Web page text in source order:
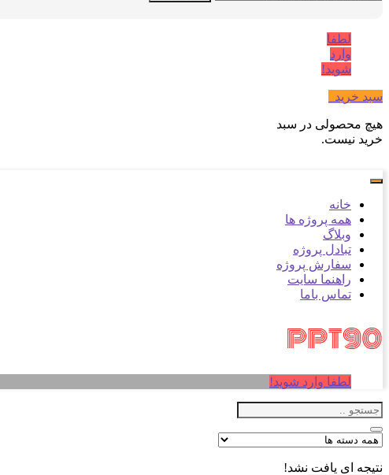
لطفا
وارد
شوید!
سبد خرید
هیچ محصولی در سبد
خرید نیست.
خانه
همه پروژه ها
وبلاگ
تبادل پروژه
سفارش پروژه
راهنما سایت
تماس باما
لطفا وارد شوید!
نتیجه ای یافت نشد!